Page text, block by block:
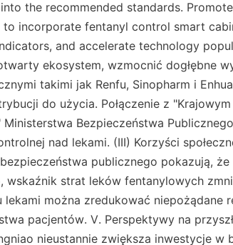
the recommended standards.
to incorporate fentanyl control smart
and accelerate technology
ekosystem, wzmocnić dogłębne
takimi jak Renfu, Sinopharm i
do użycia. Połączenie z
Ministerstwa Bezpieczeństwa
nad lekami. (III) Korzyści
publicznego pokazują,
wskaźnik strat leków fentanylowych
lekami można zredukować niepożądane
pacjentów. V. Perspektywy na
nieustannie zwiększa inwestycje